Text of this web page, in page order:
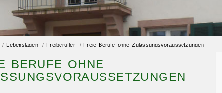
/ Lebenslagen / Freiberufler / Freie Berufe ohne Zulassungsvoraussetzungen
BERUFE OHNE